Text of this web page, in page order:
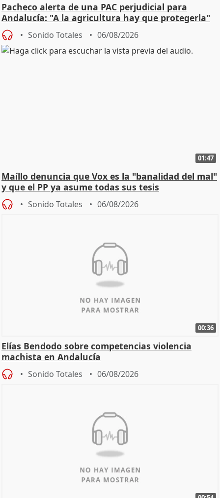
Pacheco alerta de una PAC perjudicial para
Andalucía: "A la agricultura hay que protegerla"
Sonido Totales 06/08/2026
01:47
Maíllo denuncia que Vox es la "banalidad del mal"
y que el PP ya asume todas sus tesis
Sonido Totales 06/08/2026
00:36
Elías Bendodo sobre competencias violencia
machista en Andalucía
Sonido Totales 06/08/2026